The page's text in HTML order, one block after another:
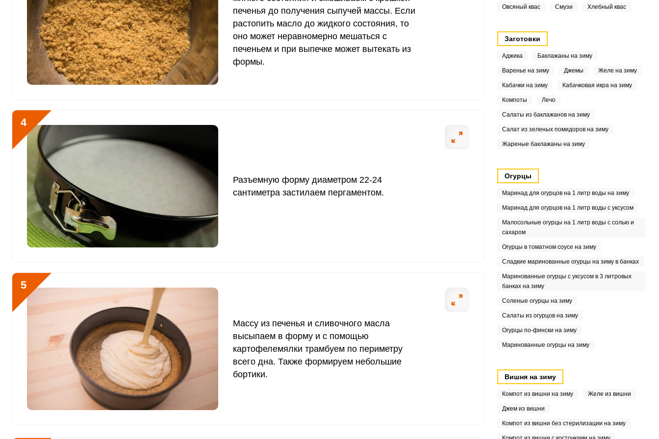
Кобальт 61.5 мкг 10 мкг 45.4
Литий 0 70 мкг 0
Марганец 1 мкг
Медь 1102 мкг
Рубидий
Селен
2190.9 мкг
Хром 171.6 мкг 50 мкг 25.3
Цинк
Бор
Ванадий
печенья до получения сыпучей массы. Если
растопить масло до жидкого состояния, то
оно может неравномерно мешаться с
печеньем и при выпечке может вытекать из
формы.
4
Разъемную форму диаметром 22-24
сантиметра застилаем пергаментом.
5
Массу из печенья и сливочного масла
высыпаем в форму и с помощью
картофелемялки трамбуем по периметру
всего дна. Также формируем небольшие
бортики.
Овсяный квас Смузи Хлебный квас
Заготовки
Аджика Баклажаны на зиму
Варенье на зиму Джемы Желе на зиму
Кабачки на зиму Кабачковая икра на зиму
Компоты Лечо
Салаты из баклажанов на зиму
Салат из зеленых помидоров на зиму
Жареные баклажаны на зиму
Огурцы
Маринад для огурцов на 1 литр воды на зиму
Маринад для огурцов на 1 литр воды с уксусом
Малосольные огурцы на 1 литр воды с солью и
сахаром
Огурцы в томатном соусе на зиму
Сладкие маринованные огурцы на зиму в банках
Маринованные огурцы с уксусом в 3 литровых
банках на зиму
Соленые огурцы на зиму
Салаты из огурцов на зиму
Огурцы по-фински на зиму
Маринованные огурцы на зиму
Вишня на зиму
Компот из вишни на зиму Желе из вишни
Джем из вишни
Компот из вишни без стерилизации на зиму